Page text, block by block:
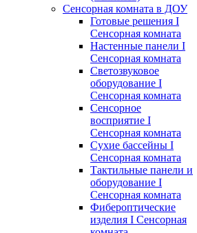
Сенсорная комната в ДОУ
Готовые решения I
Сенсорная комната
Настенные панели I
Сенсорная комната
Светозвуковое
оборудование I
Сенсорная комната
Сенсорное
восприятие I
Сенсорная комната
Сухие бассейны I
Сенсорная комната
Тактильные панели и
оборудование I
Сенсорная комната
Фибероптические
изделия I Сенсорная